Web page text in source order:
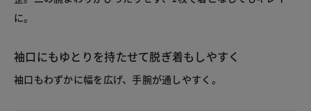
に。
袖口にもゆとりを持たせて脱ぎ着もしやすく
袖口もわずかに幅を広げ、手腕が通しやすく。